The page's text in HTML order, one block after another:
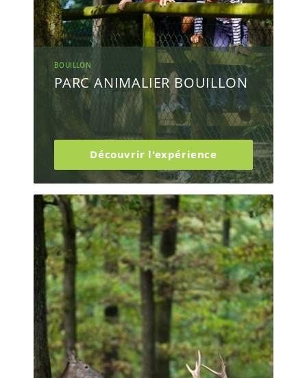
BOUILLON
PARC ANIMALIER BOUILLON
Découvrir l'expérience